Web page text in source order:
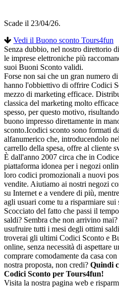
Scade il 23/04/26.
Vedi il Buono sconto Tours4fun
Senza dubbio, nel nostro direttorio
le imprese elettroniche più
suoi Buoni Sconto validi.
Forse non sai che un gran numero
hanno l'obbiettivo di offrire Codici
mezzo di marketing efficace.
classica del marketing molto
spesso, per questo motivo,
buono impresso direttamente in
sconto.Icodici sconto sono formati
alfanumerico che, introducendolo
carrello della spesa, offre al cliente
È dall'anno 2007 circa che in
piattaforma idonea per i negozi
loro codici promozionali a nuovi
vendite. Aiutiamo ai nostri negozi
su Internet e a vendere di più,
agli usuari come tu a risparmiare sui
Scocciato del fatto che passi il
saldi? Sembra che non arrivino
usufruire tutti i mesi degli ottimi
troverai gli ultimi Codici Sconto e
online, senza necessità di aspettare
comprare comodamente da casa
nostra proposta, non credi? Quindi
Codici Sconto per Tours4fun!
Visita la nostra pagina web e